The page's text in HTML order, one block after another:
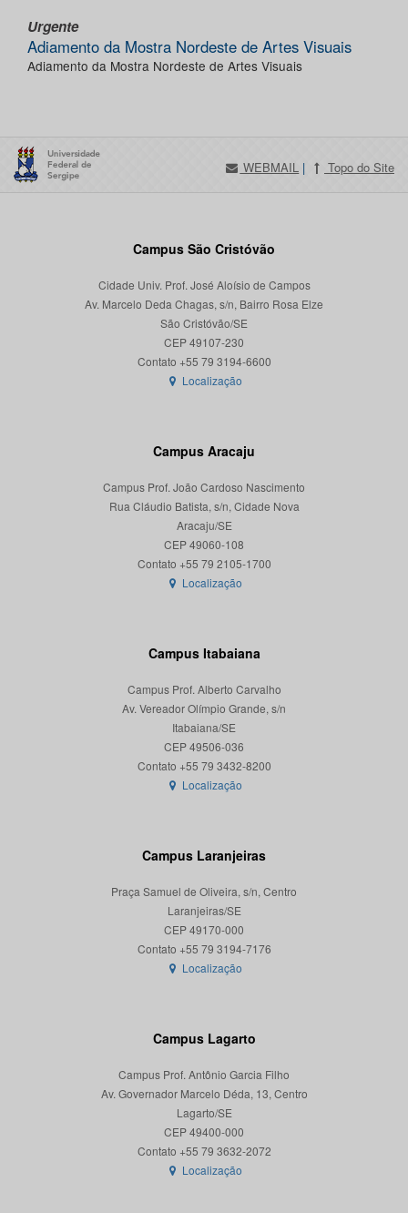
Urgente
Adiamento da Mostra Nordeste de Artes Visuais
Adiamento da Mostra Nordeste de Artes Visuais
WEBMAIL | Topo do Site
Campus São Cristóvão
Cidade Univ. Prof. José Aloísio de Campos
Av. Marcelo Deda Chagas, s/n, Bairro Rosa Elze
São Cristóvão/SE
CEP 49107-230
Localização
Campus Aracaju
Campus Prof. João Cardoso Nascimento
Rua Cláudio Batista, s/n, Cidade Nova
Aracaju/SE
CEP 49060-108
Localização
Campus Itabaiana
Campus Prof. Alberto Carvalho
Av. Vereador Olímpio Grande, s/n
Itabaiana/SE
CEP 49506-036
Localização
Campus Laranjeiras
Praça Samuel de Oliveira, s/n, Centro
Laranjeiras/SE
CEP 49170-000
Localização
Campus Lagarto
Campus Prof. Antônio Garcia Filho
Av. Governador Marcelo Déda, 13, Centro
Lagarto/SE
CEP 49400-000
Localização